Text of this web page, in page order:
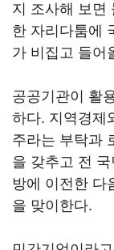
지 조사해 보면
한 자리다툼에
가 비집고 들어
공공기관이 활
하다. 지역경제
주라는 부탁과
을 갖추고 전
방에 이전한 다
을 맞이한다.